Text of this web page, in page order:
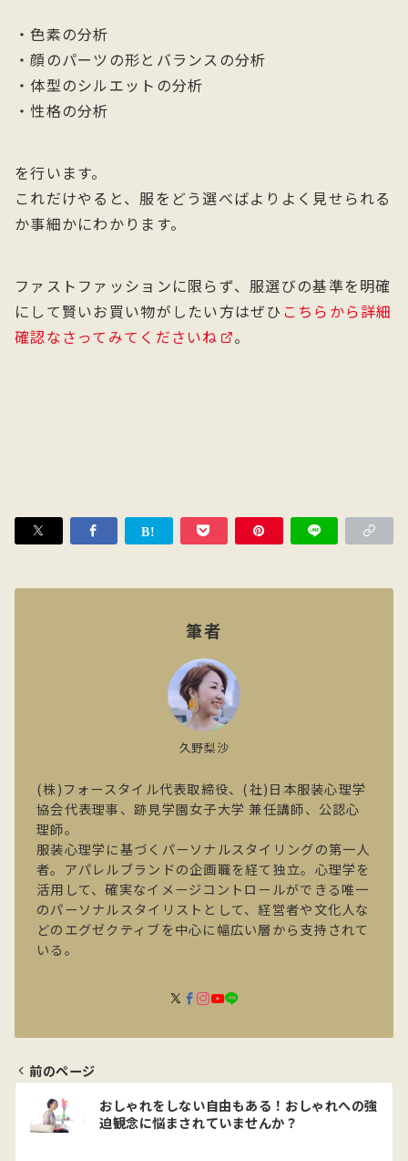
・色素の分析
・顔のパーツの形とバランスの分析
・体型のシルエットの分析
・性格の分析
を行います。
これだけやると、服をどう選べばよりよく見せられる
か事細かにわかります。
ファストファッションに限らず、服選びの基準を明確
にして賢いお買い物がしたい方はぜひ こちらから詳細
確認なさってみてくださいね
。
筆者
久野梨沙
(株)フォースタイル代表取締役、(社)日本服装心理学
協会代表理事、跡見学園女子大学 兼任講師、公認心
理師。
服装心理学に基づくパーソナルスタイリングの第一人
者。アパレルブランドの企画職を経て独立。心理学を
活用して、確実なイメージコントロールができる唯一
のパーソナルスタイリストとして、経営者や文化人な
どのエグゼクティブを中心に幅広い層から支持されて
いる。
稿
前のページ
おしゃれをしない自由もある！おしゃれへの強
迫観念に悩まされていませんか？